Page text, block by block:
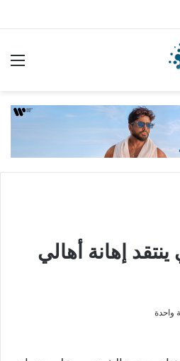
إهانة أهالي
واحدة